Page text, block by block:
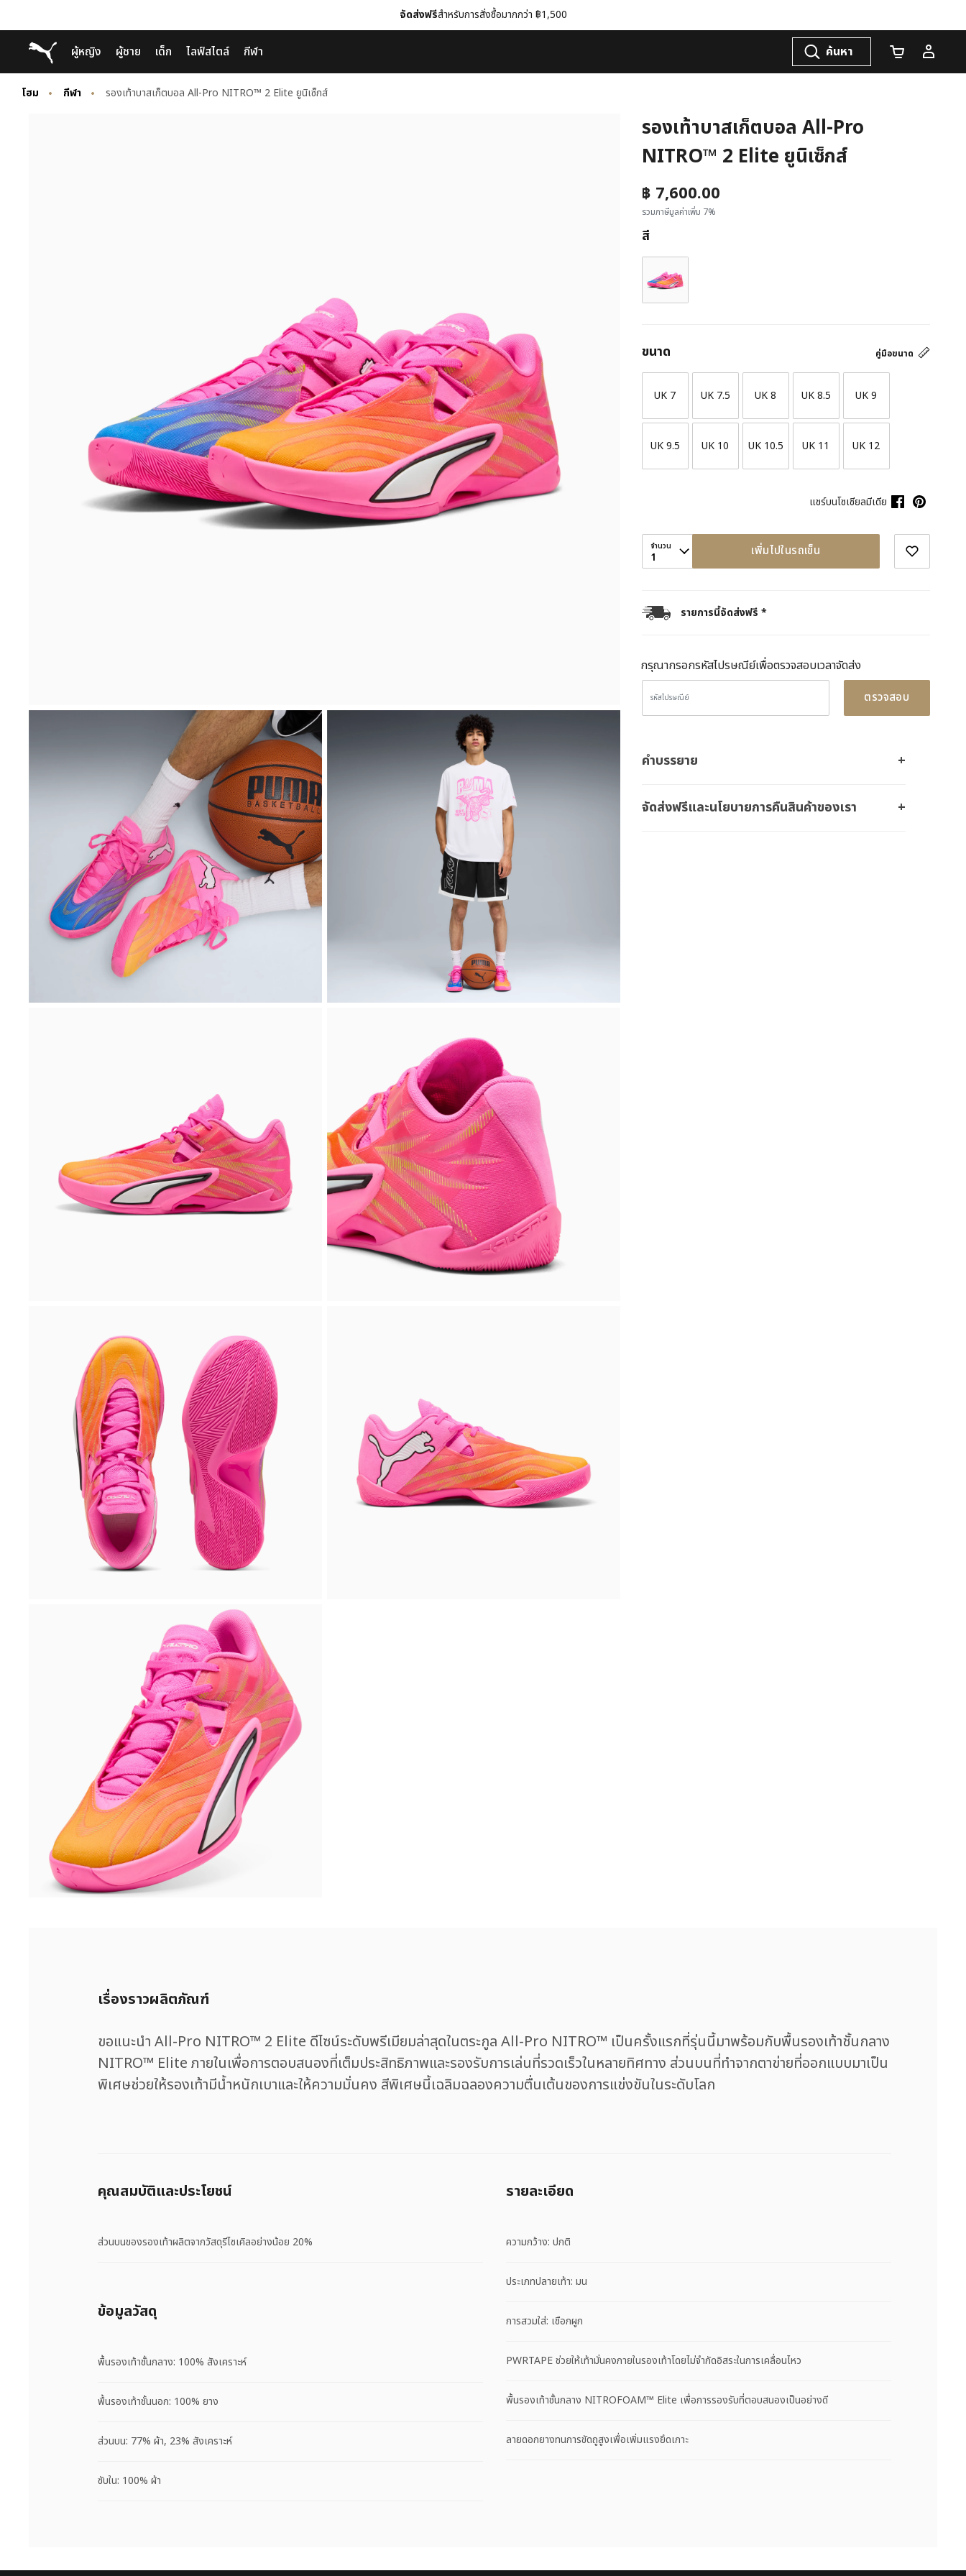
to
Main
content
to
Footer
Content
จัดส่งฟรีสำหรับการสั่งซื้อมากกว่า ฿1,500
Puma โฮม
ผู้หญิง ผู้ชาย เด็ก ไลฟ์สไตล์ กีฬา ค้นหา จำนวนรถเข็น
โฮม กีฬา รองเท้าบาสเก็ตบอล All-Pro NITRO™ 2 Elite ยูนิเซ็กส์
รองเท้าบาสเก็ตบอล All-Pro
NITRO™ 2 Elite ยูนิเซ็กส์
฿ 7,600.00
รวมภาษีมูลค่าเพิ่ม 7%
สี
คู่มือขนาด
ขนาด
UK 7 UK 7.5 UK 8 UK 8.5 UK 9
UK 9.5 UK 10 UK 10.5 UK 11 UK 12
แชร์บนโซเชียลมีเดีย
จำนวน
1 เพิ่มไปในรถเข็น
รายการนี้จัดส่งฟรี *
กรุณากรอกรหัสไปรษณีย์เพื่อตรวจสอบเวลาจัดส่ง
ตรวจสอบ
คำบรรยาย
จัดส่งฟรีและนโยบายการคืนสินค้าของเรา
เรื่องราวผลิตภัณฑ์
ขอแนะนำ All-Pro NITRO™ 2 Elite ดีไซน์ระดับพรีเมียมล่าสุดในตระกูล All-Pro NITRO™ เป็นครั้งแรกที่รุ่นนี้มาพร้อมกับพื้นรองเท้าชั้นกลาง
NITRO™ Elite ภายในเพื่อการตอบสนองที่เต็มประสิทธิภาพและรองรับการเล่นที่รวดเร็วในหลายทิศทาง ส่วนบนที่ทำจากตาข่ายที่ออกแบบมาเป็น
พิเศษช่วยให้รองเท้ามีน้ำหนักเบาและให้ความมั่นคง สีพิเศษนี้เฉลิมฉลองความตื่นเต้นของการแข่งขันในระดับโลก
คุณสมบัติและประโยชน์
ส่วนบนของรองเท้าผลิตจากวัสดุรีไซเคิลอย่างน้อย 20%
รายละเอียด
ความกว้าง: ปกติ
ประเภทปลายเท้า: มน
การสวมใส่: เชือกผูก
PWRTAPE ช่วยให้เท้ามั่นคงภายในรองเท้าโดยไม่จำกัดอิสระในการเคลื่อนไหว
พื้นรองเท้าชั้นกลาง NITROFOAM™ Elite เพื่อการรองรับที่ตอบสนองเป็นอย่างดี
ลายดอกยางทนการขัดถูสูงเพื่อเพิ่มแรงยึดเกาะ
ข้อมูลวัสดุ
พื้นรองเท้าชั้นกลาง: 100% สังเคราะห์
พื้นรองเท้าชั้นนอก: 100% ยาง
ส่วนบน: 77% ผ้า, 23% สังเคราะห์
ซับใน: 100% ผ้า